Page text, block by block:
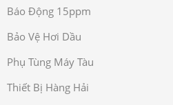
Báo Động 15ppm
Bảo Vệ Hơi Dầu
Phụ Tùng Máy Tàu
Thiết Bị Hàng Hải